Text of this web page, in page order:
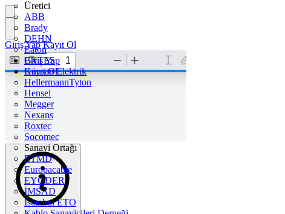
Üretici
ABB
Brady
DEHN
Eaton
ENTES
Günsan Elektrik
HellermannTyton
Hensel
Megger
Nexans
Roxtec
Socomec
Sanayi Ortağı
ETMD
Europacable
EYODER
İMSAD
Istanbul ETO
Giriş Yap
Kayıt Ol
Giriş Yap Kayıt Ol